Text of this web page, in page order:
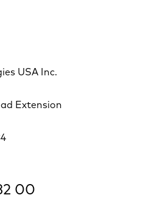
USA Inc.
Extension
00